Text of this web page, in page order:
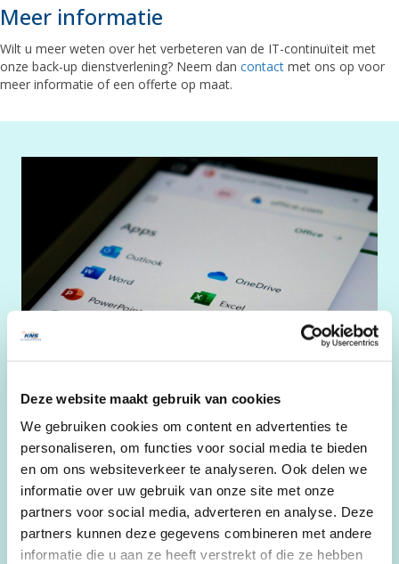
Deze website maakt gebruik van cookies
We gebruiken cookies om content en advertenties te
personaliseren, om functies voor social media te bieden
en om ons websiteverkeer te analyseren. Ook delen we
informatie over uw gebruik van onze site met onze
partners voor social media, adverteren en analyse. Deze
partners kunnen deze gegevens combineren met andere
informatie die u aan ze heeft verstrekt of die ze hebben
Meer informatie
Wilt u meer weten over het verbeteren van de IT-continuïteit met
onze back-up dienstverlening? Neem dan contact met ons op voor
meer informatie of een offerte op maat.
Microsoft 365 back-up
Heeft u er wel eens over nagedacht wat de gevolgen zijn
wanneer een e-mail, agenda item of zelfs een volledig
account ten onrechte wordt verwijderd? En hoe zit het met
wet- en regelgeving waar u mogelijk aan moet voldoen?
Dit geldt overigens niet alleen voor Microsoft 365; we merken